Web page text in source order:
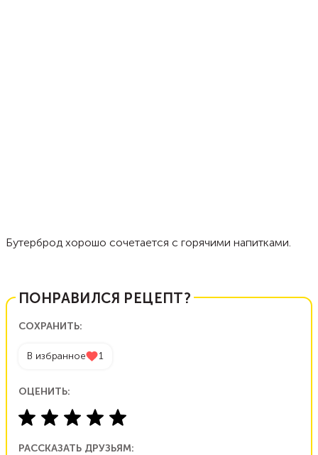
Бутерброд хорошо сочетается с горячими напитками.
ПОНРАВИЛСЯ РЕЦЕПТ?
СОХРАНИТЬ:
В избранное 1
ОЦЕНИТЬ:
РАССКАЗАТЬ ДРУЗЬЯМ: